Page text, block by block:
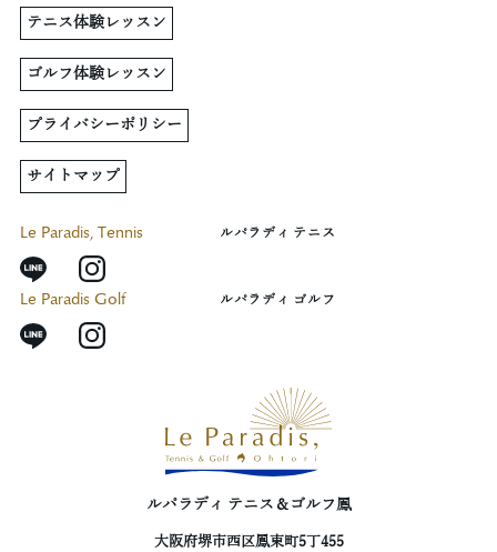
テニス体験レッスン
ゴルフ体験レッスン
プライバシーポリシー
サイトマップ
Le Paradis, Tennis ルパラディ テニス
Le Paradis Golf ルパラディ ゴルフ
ルパラディ テニス＆ゴルフ鳳
大阪府堺市西区鳳東町5丁455